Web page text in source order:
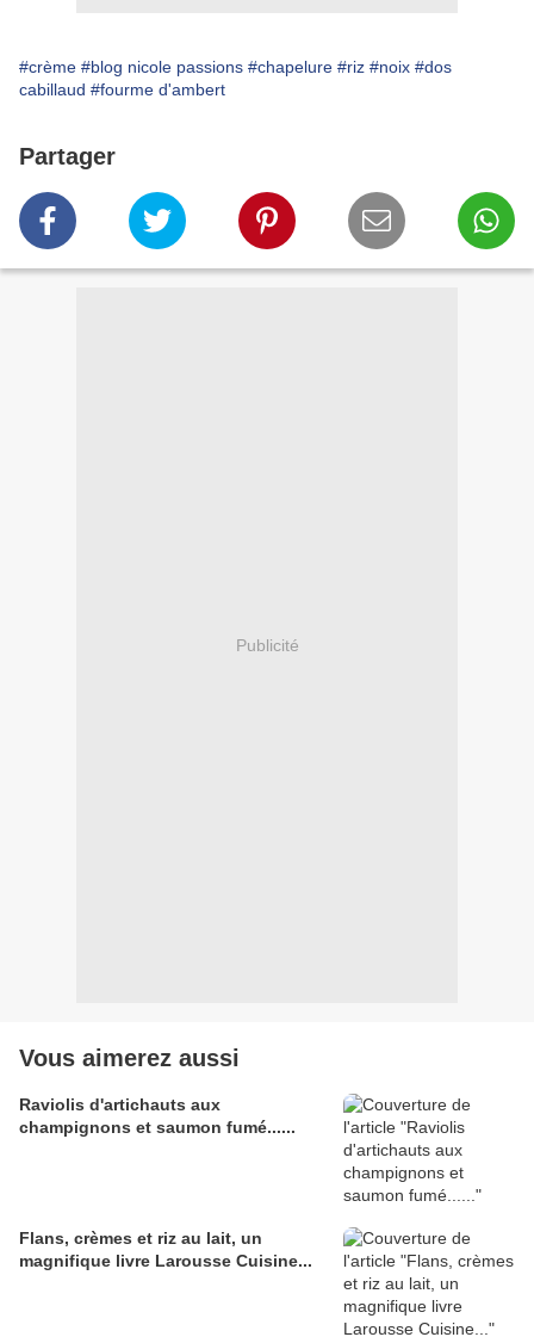
#crème #blog nicole passions #chapelure #riz #noix #dos
cabillaud #fourme d'ambert
Partager
Publicité
Vous aimerez aussi
Raviolis d'artichauts aux
champignons et saumon fumé......
Flans, crèmes et riz au lait, un
magnifique livre Larousse Cuisine...